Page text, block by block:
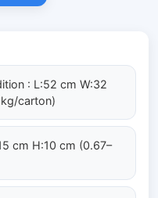
: L:52 cm W:32
carton)
cm H:10 cm (0.67–